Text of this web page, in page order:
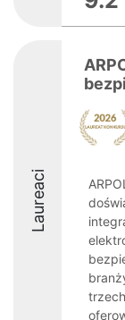
Laureaci